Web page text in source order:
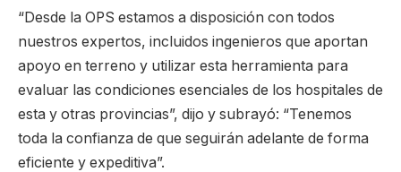
“Desde la OPS estamos a disposición con todos
nuestros expertos, incluidos ingenieros que aportan
apoyo en terreno y utilizar esta herramienta para
evaluar las condiciones esenciales de los hospitales de
esta y otras provincias”, dijo y subrayó: “Tenemos
toda la confianza de que seguirán adelante de forma
eficiente y expeditiva”.